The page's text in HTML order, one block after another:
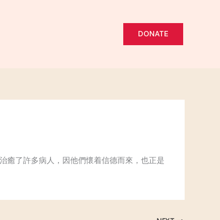
DONATE
癒了許多病人，因他們懷着信德而來，也正是